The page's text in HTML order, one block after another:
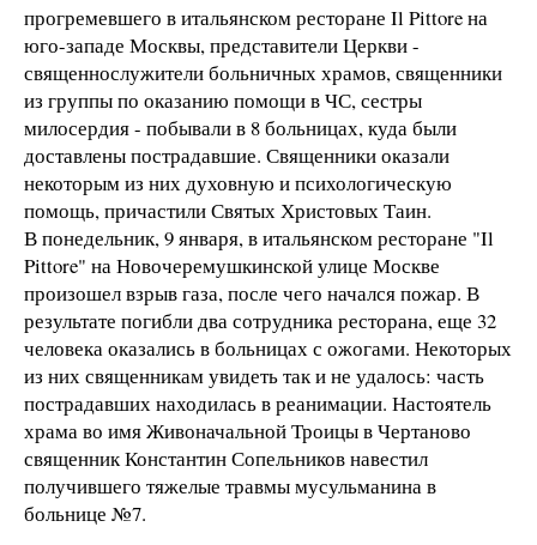
прогремевшего в итальянском ресторане Il Pittore на
юго-западе Москвы, представители Церкви -
священнослужители больничных храмов, священники
из группы по оказанию помощи в ЧС, сестры
милосердия - побывали в 8 больницах, куда были
доставлены пострадавшие. Священники оказали
некоторым из них духовную и психологическую
помощь, причастили Святых Христовых Таин.
В понедельник, 9 января, в итальянском ресторане "Il
Pittore" на Новочеремушкинской улице Москве
произошел взрыв газа, после чего начался пожар. В
результате погибли два сотрудника ресторана, еще 32
человека оказались в больницах с ожогами. Некоторых
из них священникам увидеть так и не удалось: часть
пострадавших находилась в реанимации. Настоятель
храма во имя Живоначальной Троицы в Чертаново
священник Константин Сопельников навестил
получившего тяжелые травмы мусульманина в
больнице №7.